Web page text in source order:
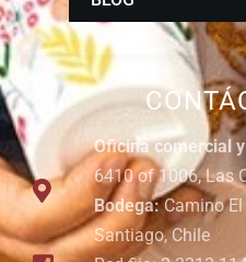
Oficina comercial
6410 of 1006, Las
Bodega:Camino El
Santiago, Chile